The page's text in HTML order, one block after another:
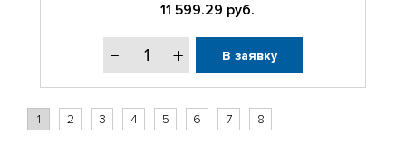
11 599.29 руб.
В заявку
1 2 3 4 5 6 7 8